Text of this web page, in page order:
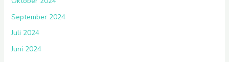
September 2024
Juli 2024
Juni 2024